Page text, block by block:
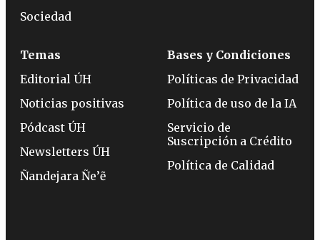
Sociedad
Temas
Editorial ÚH
Noticias positivas
Pódcast ÚH
Newsletters ÚH
Ñandejara Ñe’ẽ
Bases y Condiciones
Políticas de Privacidad
Política de uso de la IA
Servicio de
Suscripción a Crédito
Política de Calidad